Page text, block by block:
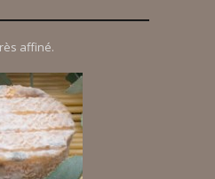
affiné.